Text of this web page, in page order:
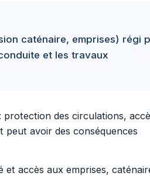
caténaire, emprises) régi
et les travaux
des circulations,
peut avoir des conséquences
et accès aux emprises,